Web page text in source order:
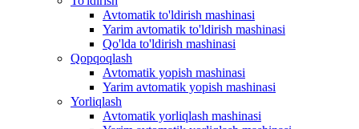
Avtomatik to'ldirish mashinasi
Yarim avtomatik to'ldirish mashinasi
Qo'lda to'ldirish mashinasi
Qopqoqlash
Avtomatik yopish mashinasi
Yarim avtomatik yopish mashinasi
Yorliqlash
Avtomatik yorliqlash mashinasi